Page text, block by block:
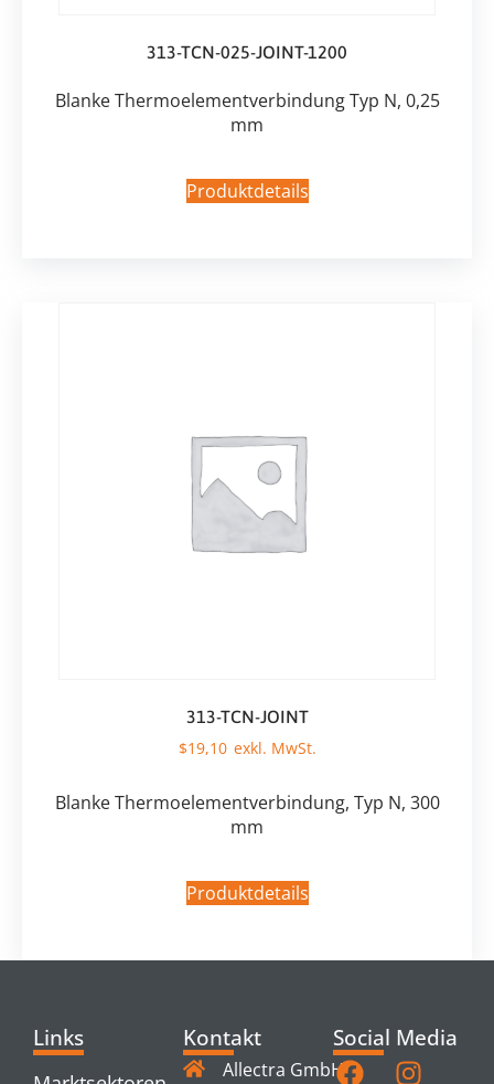
313-TCN-025-JOINT-1200
Blanke Thermoelementverbindung Typ N, 0,25
mm
Produktdetails
313-TCN-JOINT
$19,10
Blanke Thermoelementverbindung, Typ N, 300
mm
Produktdetails
Links Kontakt
Allectra GmbH
Social Media